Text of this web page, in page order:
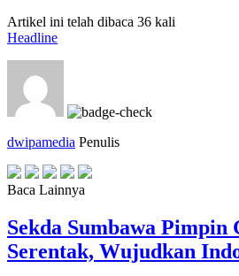
Artikel ini telah dibaca 36 kali
Headline
dwipamedia Penulis
Baca Lainnya
Sekda Sumbawa Pimpin
Serentak, Wujudkan